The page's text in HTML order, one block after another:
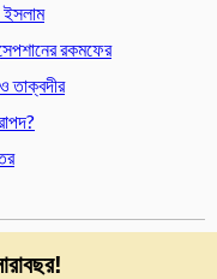
ইসলাম
রকমফের
তাক্বদীর